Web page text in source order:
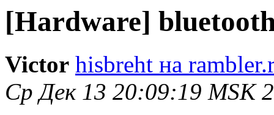
[Hardware]
Victor hisbreht на
Ср Дек 13 20:09:19 MSK